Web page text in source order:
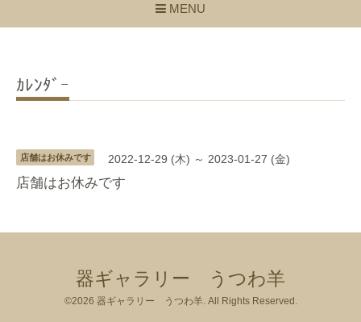
MENU
ｶﾚﾝﾀﾞｰ
店舗はお休みです 2022-12-29 (木) ～ 2023-01-27 (金)
店舗はお休みです
器ギャラリー うつわ羊
©2026 器ギャラリー うつわ羊. All Rights Reserved.